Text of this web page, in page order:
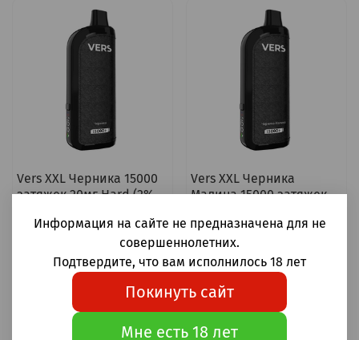
Vers XXL Черника 15000
затяжек 20мг Hard (2%
В корзину
Vers XXL Черника
Малина 15000 затяжек
1 300 ₽
В корзину
Информация на сайте не предназначена для не
совершеннолетних.
Подтвердите, что вам исполнилось 18 лет
Покинуть сайт
Мне есть 18 лет